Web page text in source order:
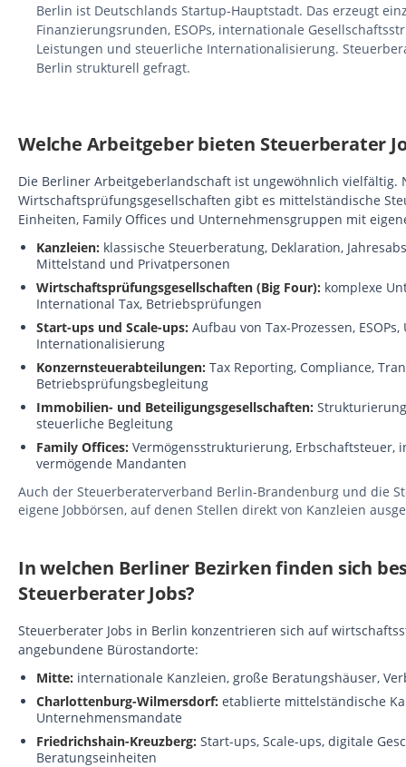
Berlin ist Deutschlands Startup-Hauptstadt. Das erzeugt
Finanzierungsrunden, ESOPs, internationale
Leistungen und steuerliche Internationalisierung.
Berlin strukturell gefragt.
Welche Arbeitgeber bieten Steuerberater
Die Berliner Arbeitgeberlandschaft ist ungewöhnlich vielfältig.
Wirtschaftsprüfungsgesellschaften gibt es mittelständische
Einheiten, Family Offices und Unternehmensgruppen mit
Kanzleien: klassische Steuerberatung, Deklaration,
Mittelstand und Privatpersonen
Wirtschaftsprüfungsgesellschaften (Big Four): komplexe
International Tax, Betriebsprüfungen
Start-ups und Scale-ups: Aufbau von Tax-Prozessen,
Internationalisierung
Konzernsteuerabteilungen: Tax Reporting, Compliance,
Betriebsprüfungsbegleitung
Immobilien- und Beteiligungsgesellschaften:
steuerliche Begleitung
Family Offices: Vermögensstrukturierung, Erbschaftsteuer,
vermögende Mandanten
Auch der Steuerberaterverband Berlin-Brandenburg und die
eigene Jobbörsen, auf denen Stellen direkt von Kanzleien
In welchen Berliner Bezirken finden sich
Steuerberater Jobs?
Steuerberater Jobs in Berlin konzentrieren sich auf
angebundene Bürostandorte:
Mitte: internationale Kanzleien, große Beratungshäuser,
Charlottenburg-Wilmersdorf: etablierte mittelständische
Unternehmensmandate
Friedrichshain-Kreuzberg: Start-ups, Scale-ups, digitale
Beratungseinheiten